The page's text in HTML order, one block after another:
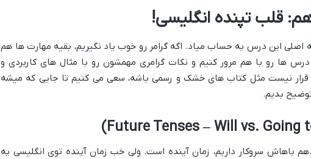
قلب تپنده انگلیسی!
این درس به حساب میاد. اگه گرامر رو خوب یاد نگیریم، بقیه مهارت ها هم
ها رو با هم مرور کنیم و نکات گرامری مهمشون رو با مثال های کاربردی و
قرار نیست مثل کتاب های خشک و رسمی باشه، سعی می کنیم تا جایی که میشه
بدیم.
Will vs. Going
)
باهاش سروکار داریم، زمان آینده است. ولی خب زمان آینده توی انگلیسی یه